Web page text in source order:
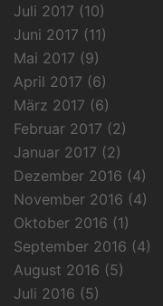
Juli 2017 (10)
Juni 2017 (11)
Mai 2017 (9)
April 2017 (6)
März 2017 (6)
Februar 2017 (2)
Januar 2017 (2)
Dezember 2016 (4)
November 2016 (4)
Oktober 2016 (1)
September 2016 (4)
August 2016 (5)
Juli 2016 (5)